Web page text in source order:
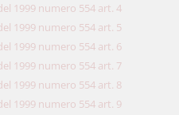
1999 numero 554 art. 4
1999 numero 554 art. 5
1999 numero 554 art. 6
1999 numero 554 art. 7
1999 numero 554 art. 8
1999 numero 554 art. 9